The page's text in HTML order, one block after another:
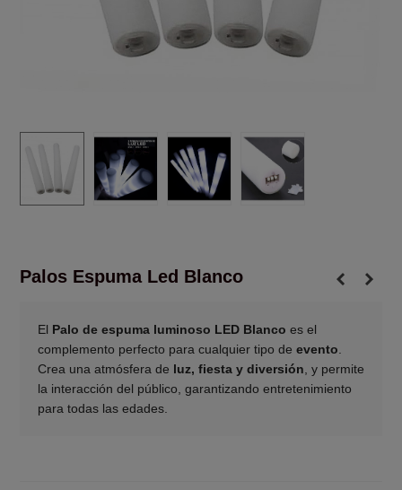
Palos Espuma Led Blanco
El Palo de espuma luminoso LED Blanco es el
complemento perfecto para cualquier tipo de evento
Crea una atmósfera de luz, fiesta y diversión , y permite
la interacción del público, garantizando entretenimiento
para todas las edades.